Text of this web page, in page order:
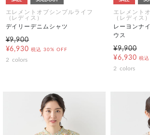
エレメントオブシンプルライフ
（レディス）
デイリーデニムシャツ
¥9,900
¥6,930 税込 30% OFF
2 colors
エレメント
（レディス）
レーヨンナ
ウス
¥9,900
¥6,930 税込
2 colors